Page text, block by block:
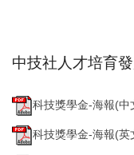
中技社人才培育
科技獎學金-海報(中
科技獎學金-海報(英